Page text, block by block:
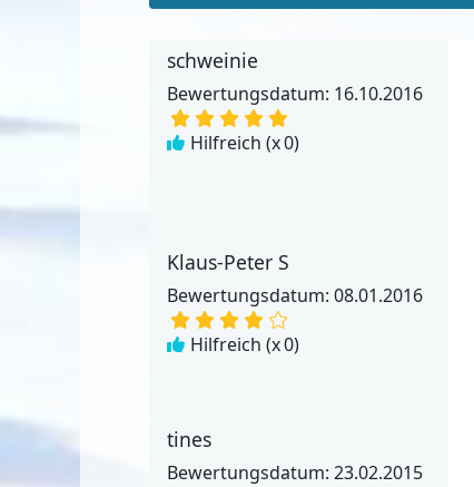
schweinie
Bewertungsdatum: 16.10.2016
Hilfreich (x0)
Klaus-Peter S
Bewertungsdatum: 08.01.2016
Hilfreich (x0)
tines
Bewertungsdatum: 23.02.2015